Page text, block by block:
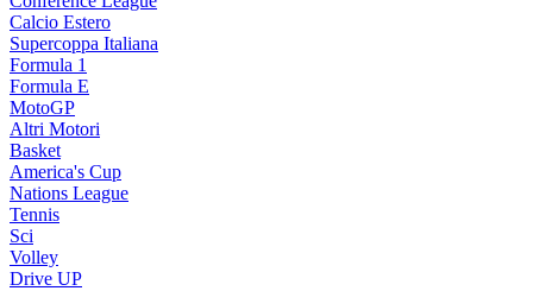
Calcio Estero
Supercoppa Italiana
Formula 1
Formula E
MotoGP
Altri Motori
Basket
America's Cup
Nations League
Tennis
Sci
Volley
Drive UP